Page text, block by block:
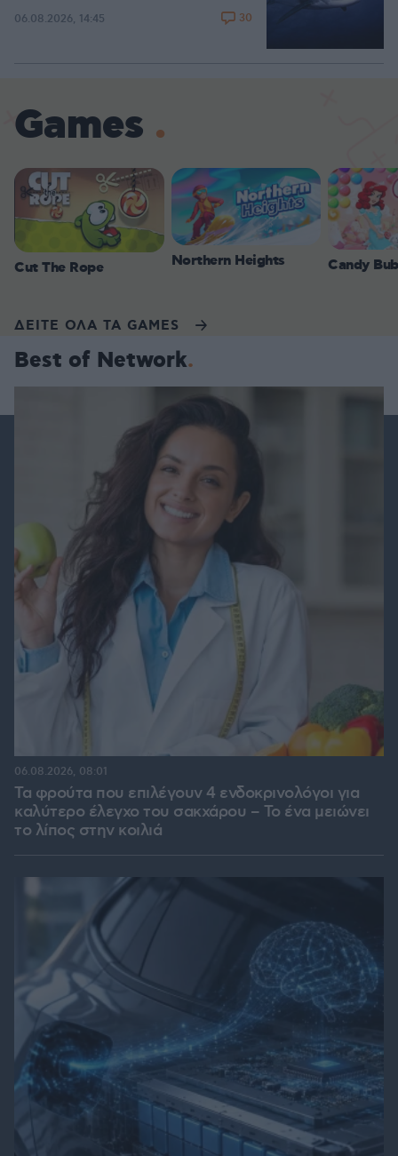
06.08.2026, 14:45 30
Games
Cut The Rope Northern Heights Candy
ΔΕΙΤΕ ΟΛΑ ΤΑ GAMES
Best of Network
Τα φρούτα που επιλέγουν 4 ενδοκρινολόγοι για
καλύτερο έλεγχο του σακχάρου – Το ένα μειώνει
το λίπος στην κοιλιά
06.08.2026, 08:01